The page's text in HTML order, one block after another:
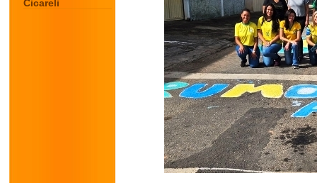
Cicareli